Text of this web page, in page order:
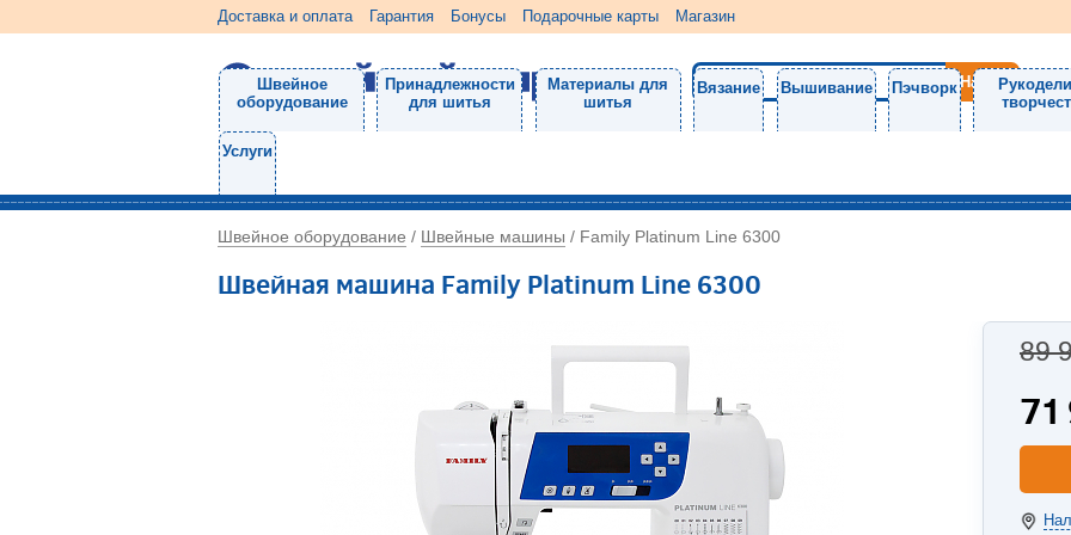
Доставка и оплата Гарантия Бонусы Подарочные карты Магазин
Швейное
оборудование
Принадлежности
для шитья
Материалы для
шитья
Вязание Вышивание Пэчворк
Услуги
Швейное оборудование / Швейные машины / Family Platinum Line 6300
Швейная машина Family Platinum Line 6300
89
71